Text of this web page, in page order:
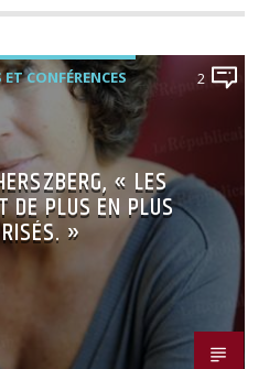
CONFÉRENCES 2
« LES
DE PLUS EN PLUS
»